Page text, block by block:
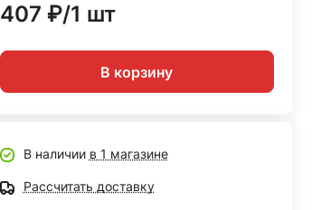
407 ₽/1 шт
В корзину
В наличии в 1 магазине
Рассчитать доставку